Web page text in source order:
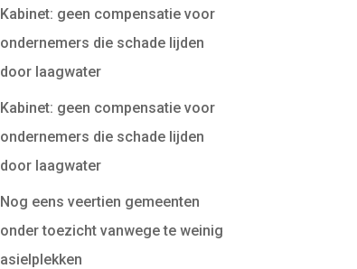
Kabinet: geen compensatie voor
ondernemers die schade lijden
door laagwater
Kabinet: geen compensatie voor
ondernemers die schade lijden
door laagwater
Nog eens veertien gemeenten
onder toezicht vanwege te weinig
asielplekken